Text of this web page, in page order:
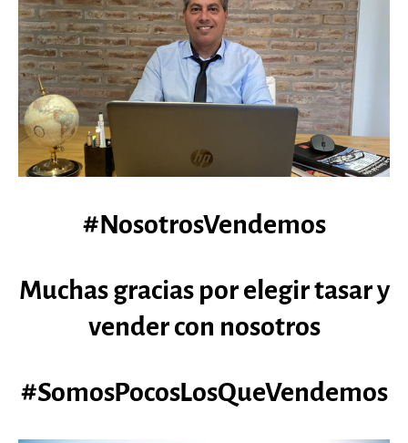
#NosotrosVendemos
Muchas gracias por elegir tasar y
vender con nosotros
#SomosPocosLosQueVendemos